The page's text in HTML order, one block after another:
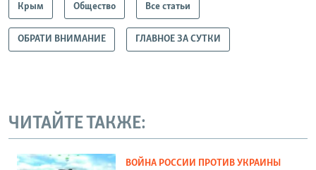
Крым Общество Все статьи
ОБРАТИ ВНИМАНИЕ ГЛАВНОЕ ЗА СУТКИ
ЧИТАЙТЕ ТАКЖЕ:
ВОЙНА РОССИИ ПРОТИВ УКРАИНЫ